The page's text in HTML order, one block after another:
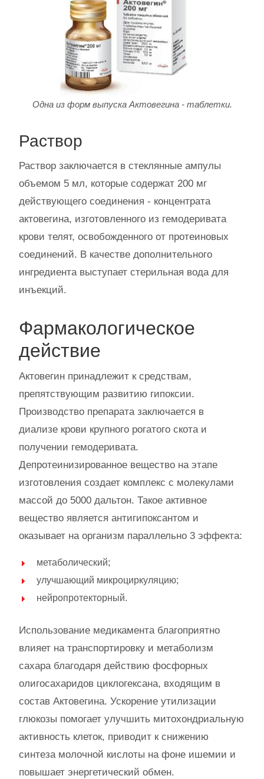
Одна из форм выпуска Актовегина - таблетки.
Раствор
Раствор заключается в стеклянные ампулы
объемом 5 мл, которые содержат 200 мг
действующего соединения - концентрата
актовегина, изготовленного из гемодеривата
крови телят, освобожденного от протеиновых
соединений. В качестве дополнительного
ингредиента выступает стерильная вода для
инъекций.
Фармакологическое
действие
Актовегин принадлежит к средствам,
препятствующим развитию гипоксии.
Производство препарата заключается в
диализе крови крупного рогатого скота и
получении гемодеривата.
Депротеинизированное вещество на этапе
изготовления создает комплекс с молекулами
массой до 5000 дальтон. Такое активное
вещество является антигипоксантом и
оказывает на организм параллельно 3 эффекта:
метаболический;
улучшающий микроциркуляцию;
нейропротекторный.
Использование медикамента благоприятно
влияет на транспортировку и метаболизм
сахара благодаря действию фосфорных
олигосахаридов циклогексана, входящим в
состав Актовегина. Ускорение утилизации
глюкозы помогает улучшить митохондриальную
активность клеток, приводит к снижению
синтеза молочной кислоты на фоне ишемии и
повышает энергетический обмен.